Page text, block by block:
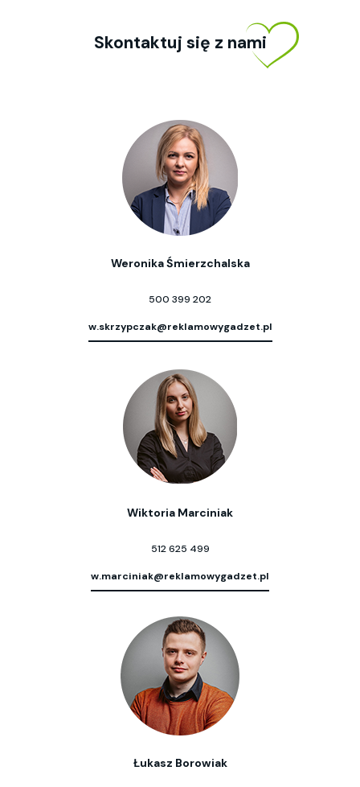
Skontaktuj się z nami
Weronika Śmierzchalska
500 399 202
w.skrzypczak@reklamowygadzet.pl
Wiktoria Marciniak
512 625 499
w.marciniak@reklamowygadzet.pl
Łukasz Borowiak